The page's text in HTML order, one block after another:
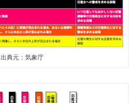
出典元：気象庁